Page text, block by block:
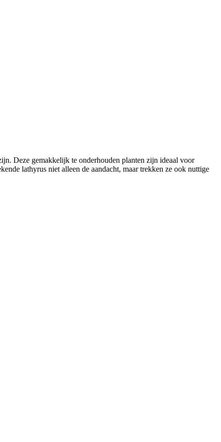
Deze gemakkelijk te onderhouden planten zijn ideaal voor
lathyrus niet alleen de aandacht, maar trekken ze ook nuttige